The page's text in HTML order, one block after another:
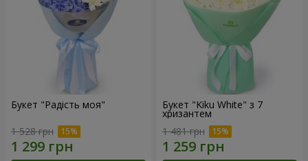
Букет "Радість моя"
1 528 грн
Букет "Kiku White" з 7
хризантем
1 481 грн